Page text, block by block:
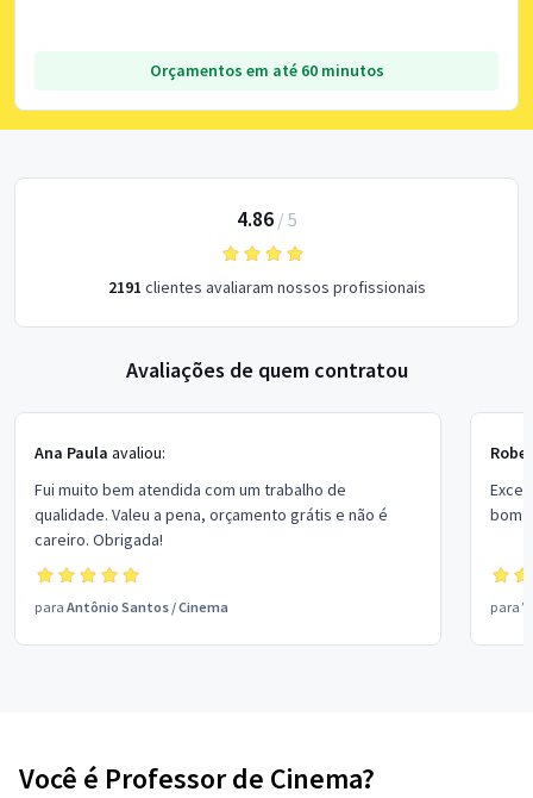
Orçamentos em até 60 minutos
4.86/ 5
2191 clientes avaliaram nossos profissionais
Avaliações de quem contratou
Ana Paula avaliou:
Fui muito bem atendida com um trabalho de
qualidade. Valeu a pena, orçamento grátis e não é
careiro. Obrigada!
para Antônio Santos /Cinema
bom
para
Você é Professor de Cinema?